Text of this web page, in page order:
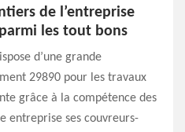
de l’entreprise
les tout bons
d’une grande
29890 pour les travaux
grâce à la compétence des
entreprise ses couvreurs-